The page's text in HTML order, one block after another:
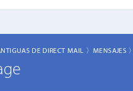
DE DIRECT MAIL 〉MENSAJES 〉